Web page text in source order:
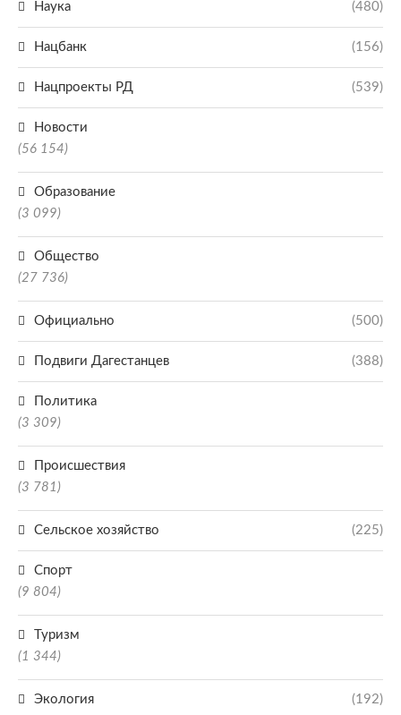
Наука (480)
Нацбанк (156)
Нацпроекты РД (539)
Новости
(56 154)
Образование
(3 099)
Общество
(27 736)
Официально (500)
Подвиги Дагестанцев (388)
Политика
(3 309)
Происшествия
(3 781)
Сельское хозяйство (225)
Спорт
(9 804)
Туризм
(1 344)
Экология (192)